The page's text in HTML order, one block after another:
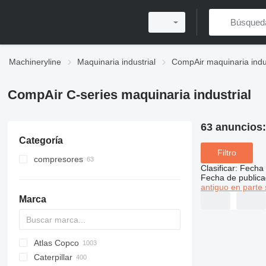
Machineryline Maquinaria industrial CompAir maquinaria
CompAir C-series maquinaria industrial
Categoría
compresores
Marca
PDS
APD
AB
Ensis
Pega
VZ
AG3
Atlas Copco
DrillAir
QAS
PDP
E-series
B-series
BM
GFS
VT
Rover
PA
Airpure
BySprint Fiber
CK
SR
Caterpillar
63 anuncios:
Filtro
Clasificar: Fecha
Fecha de
antiguo en parte